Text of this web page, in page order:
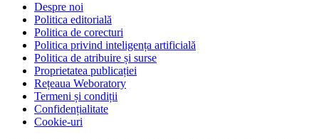
Despre noi
Politica editorială
Politica de corecturi
Politica privind inteligența artificială
Politica de atribuire și surse
Proprietatea publicației
Rețeaua Weboratory
Termeni și condiții
Confidențialitate
Cookie-uri